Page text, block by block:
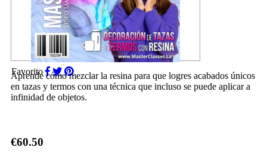
Favorito
Aprende cómo mezclar la resina para que logres acabados únicos
en tazas y termos con una técnica que incluso se puede aplicar a
infinidad de objetos.
€60.50